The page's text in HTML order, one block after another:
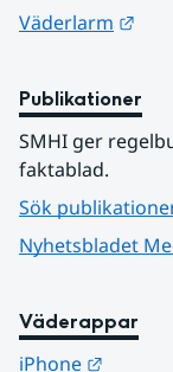
Väderlarm
Publikationer
SMHI ger
faktablad.
Sök
Nyhetsbladet
Väderappar
iPhone